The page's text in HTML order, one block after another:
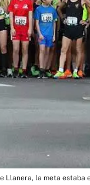
la meta estaba